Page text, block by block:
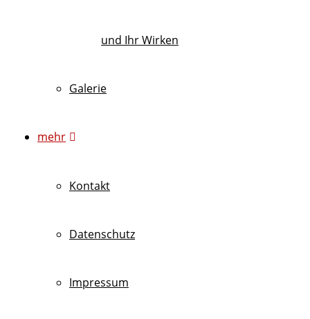
und Ihr Wirken
Galerie
mehr
Kontakt
Datenschutz
Impressum